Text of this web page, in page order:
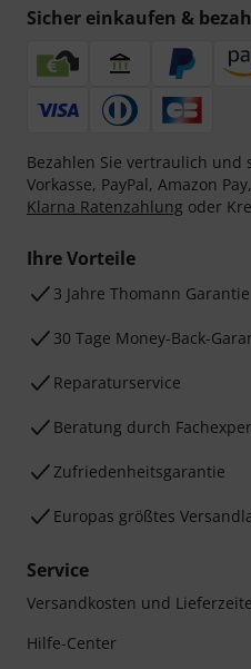
Sicher einkaufen &
Bezahlen Sie vertraulich und
Vorkasse, PayPal, Amazon Pay,
Klarna Ratenzahlung oder
Ihre Vorteile
3 Jahre Thomann Garantie
30 Tage Money-Back-
Reparaturservice
Beratung durch
Zufriedenheitsgarantie
Europas größtes
Service
Versandkosten und
Hilfe-Center